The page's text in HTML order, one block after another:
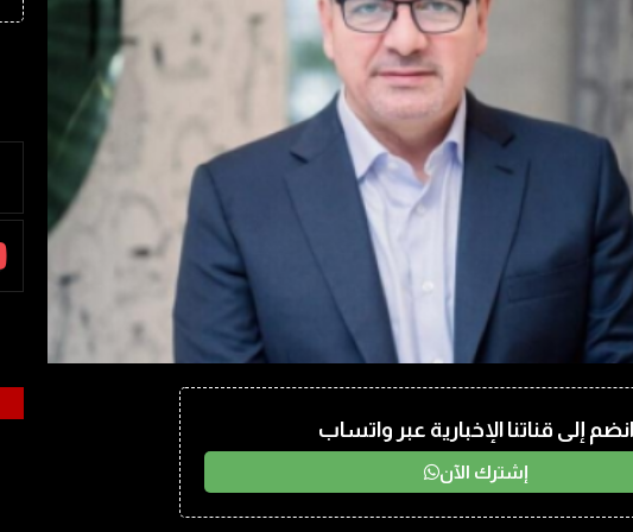
انضم إلى قناتنا الإخبارية عبر واتساب
إشترك الآن